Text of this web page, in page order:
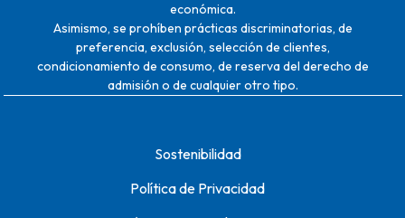
económica.
Asimismo, se prohíben prácticas discriminatorias, de
preferencia, exclusión, selección de clientes,
condicionamiento de consumo, de reserva del derecho de
admisión o de cualquier otro tipo.
Sostenibilidad
Política de Privacidad